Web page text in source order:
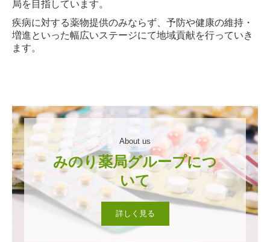
局を目指しています。
疾病に対する薬物提供のみならず、予防や健康の維持・
増進といった幅広いステージにて地域貢献を行っていき
ます。
About us
みのり薬局グループにつ
詳しく見る